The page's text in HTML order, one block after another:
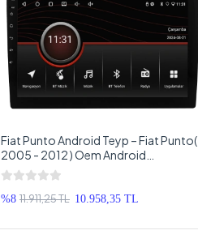
Fiat Punto Android Teyp – Fiat Punto(
2005 - 2012 ) Oem Android
Multimedya – Fiat Punto Android
Double Teyp
%8 11.911,25 TL 10.958,35 TL